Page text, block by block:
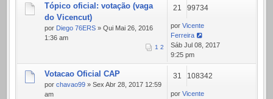
Tópico oficial: votação (vaga
do Vicencut)
por Diego 76ERS » Qui Mai 26, 2016
1:36 am
1 2
21 99734
por Vicente
Ferreira
Sáb Jul 08, 2017
9:25 pm
Votacao Oficial CAP
por chavao99 » Sex Abr 28, 2017 12:59
am
31 108342
por Vicente